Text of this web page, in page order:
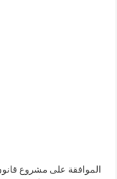
الموافقة على مشروع